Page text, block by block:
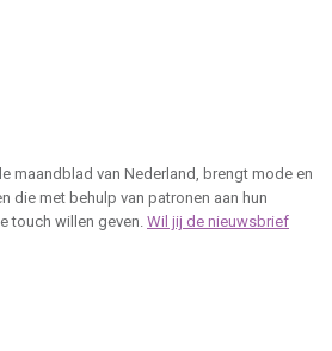
maandblad van Nederland, brengt mode en
die met behulp van patronen aan hun
touch willen geven. Wil jij de nieuwsbrief